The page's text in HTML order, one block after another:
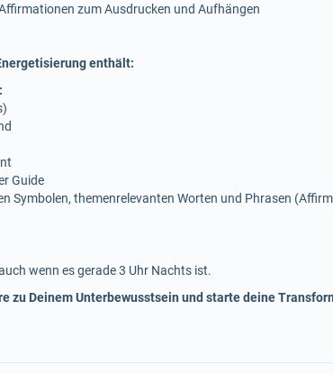
zum Ausdrucken und Aufhängen
enthält:
Guide
Symbolen, themenrelevanten Worten und Phrasen
wenn es gerade 3 Uhr Nachts ist.
zu Deinem Unterbewusstsein und starte deine